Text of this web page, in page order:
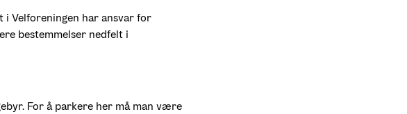
i Velforeningen har ansvar for
bestemmelser nedfelt i
For å parkere her må man være